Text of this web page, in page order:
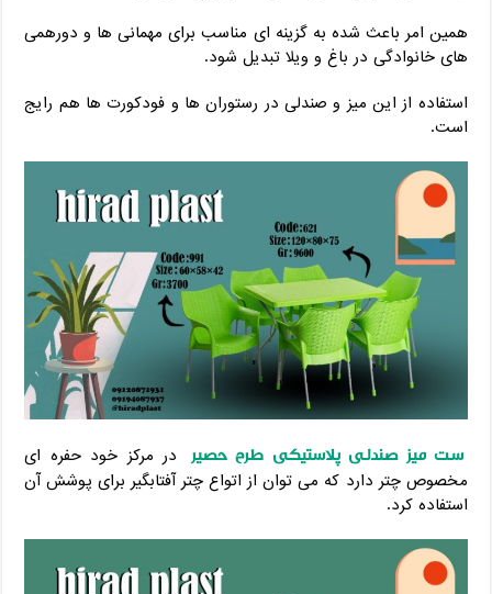
همین امر باعث شده به گزینه ای مناسب برای مهمانی ها و دورهمی
های خانوادگی در باغ و ویلا تبدیل شود.
استفاده از این میز و صندلی در رستوران ها و فودکورت ها هم رایج
است.
ست میز صندلی پلاستیکی طرح حصیر
در مرکز خود حفره ای
مخصوص چتر دارد که می توان از اتواع چتر آفتابگیر برای پوشش آن
استفاده کرد.